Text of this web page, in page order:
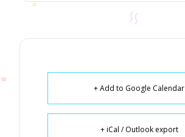
+ Add to Google Calendar
+ iCal / Outlook export